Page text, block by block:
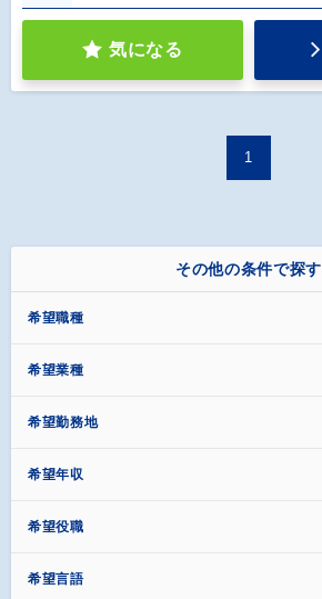
気になる
1
その他の条件で探す
希望職種
希望業種
希望勤務地
希望年収
希望役職
希望言語